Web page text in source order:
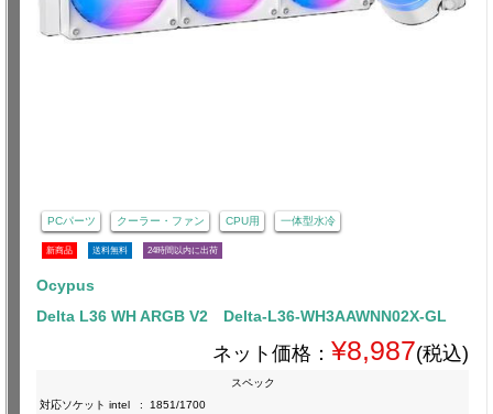
PCパーツ クーラー・ファン CPU用 一体型水冷
新商品 送料無料 24時間以内に出荷
Ocypus
Delta L36 WH ARGB V2 Delta-L36-WH3AAWNN02X-GL
ネット価格： ¥8,987(税込)
スペック
対応ソケット intel
:
1851/1700